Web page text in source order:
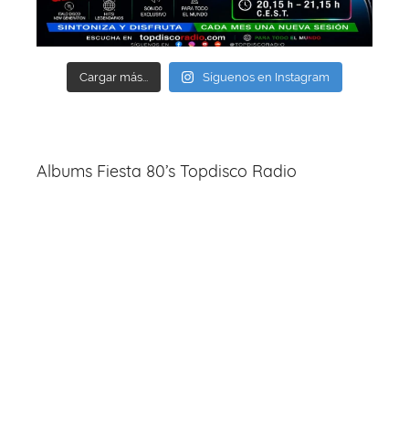
Cargar más... Síguenos en Instagram
Albums Fiesta 80’s Topdisco Radio